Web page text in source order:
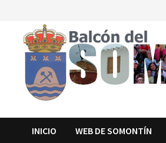
contenido
INICIO WEB DE SOMONTÍN